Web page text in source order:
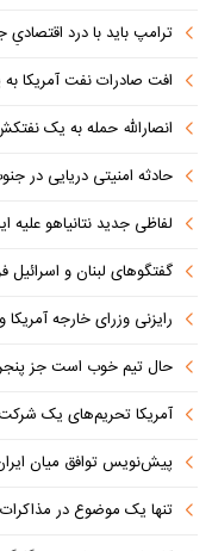
ترامپ باید با درد
افت صادرات نفت آمریکا به
انصارالله حمله به یک
حادثه امنیتی دریایی در
لفاظی جدید نتانیاهو علیه
گفتگوهای لبنان و اسرائیل
رایزنی وزرای خارجه آمریکا
حال تیم خوب است جز
آمریکا تحریم‌های یک شرکت
پیش‌نویس توافق میان
تنها یک موضوع در